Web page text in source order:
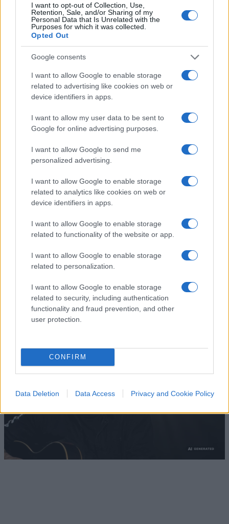
I want to opt-out of Collection, Use,
Retention, Sale, and/or Sharing of my
Personal Data that Is Unrelated with the
Purposes for which it was collected.
Opted Out
Google consents
I want to allow Google to enable storage
related to advertising like cookies on web or
device identifiers in apps.
I want to allow my user data to be sent to
Google for online advertising purposes.
I want to allow Google to send me
personalized advertising.
I want to allow Google to enable storage
related to analytics like cookies on web or
device identifiers in apps.
I want to allow Google to enable storage
related to functionality of the website or app.
I want to allow Google to enable storage
related to personalization.
I want to allow Google to enable storage
related to security, including authentication
functionality and fraud prevention, and other
user protection.
CONFIRM
Data Deletion Data Access Privacy and Cookie Policy
Ivan Mazzoletti, 6 agosto 2026
No, Guccini più che
comunista è stato un
anarchico libertario
Il ricordo del cantautore italiano morto a 86 anni
Andrea Bernaudo
6 Agosto 2026, 19:00